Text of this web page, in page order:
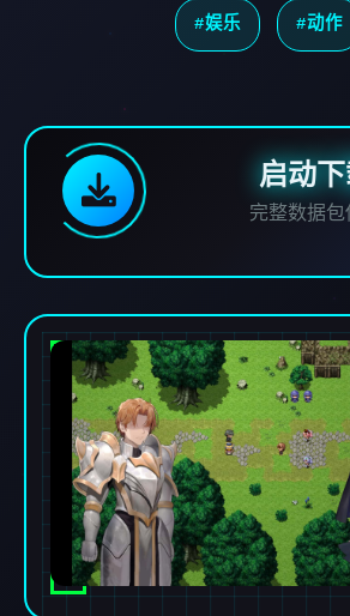
#娱乐 #动作
启动
完整数据包